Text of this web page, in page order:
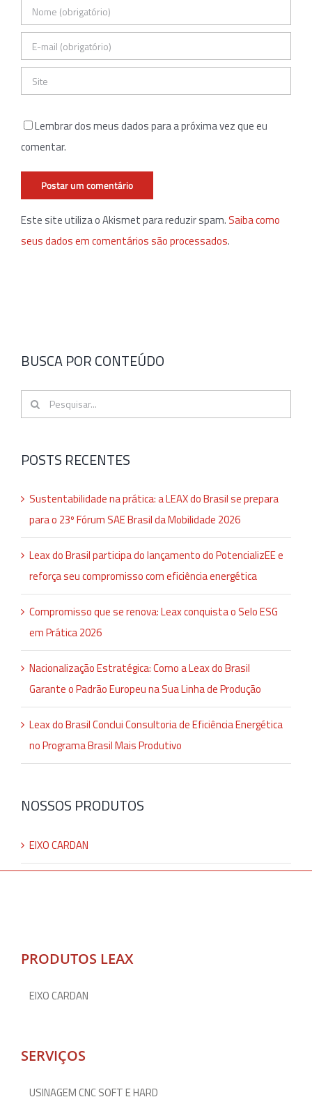
Lembrar dos meus dados para a próxima vez que eu
comentar.
Este site utiliza o Akismet para reduzir spam. Saiba como
seus dados em comentários são processados.
BUSCA POR CONTEÚDO
Buscar
resultados
POSTS RECENTES
Sustentabilidade na prática: a LEAX do Brasil se prepara
para o 23º Fórum SAE Brasil da Mobilidade 2026
Leax do Brasil participa do lançamento do PotencializEE e
reforça seu compromisso com eficiência energética
Compromisso que se renova: Leax conquista o Selo ESG
em Prática 2026
Nacionalização Estratégica: Como a Leax do Brasil
Garante o Padrão Europeu na Sua Linha de Produção
Leax do Brasil Conclui Consultoria de Eficiência Energética
no Programa Brasil Mais Produtivo
NOSSOS PRODUTOS
EIXO CARDAN
PRODUTOS LEAX
EIXO CARDAN
SERVIÇOS
USINAGEM CNC SOFT E HARD